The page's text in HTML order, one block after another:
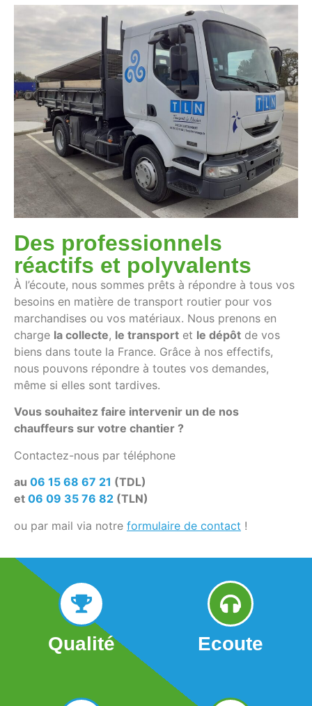
Des professionnels
réactifs et polyvalents
À l’écoute, nous sommes prêts à répondre à tous vos
besoins en matière de transport routier pour vos
marchandises ou vos matériaux. Nous prenons en
charge la collecte, le transport et le dépôt de vos
biens dans toute la France. Grâce à nos effectifs,
nous pouvons répondre à toutes vos demandes,
même si elles sont tardives.
Vous souhaitez faire intervenir un de nos
chauffeurs sur votre chantier ?
Contactez-nous par téléphone
au 06 15 68 67 21 (TDL)
et 06 09 35 76 82 (TLN)
ou par mail via notre formulaire de contact !
Qualité Ecoute